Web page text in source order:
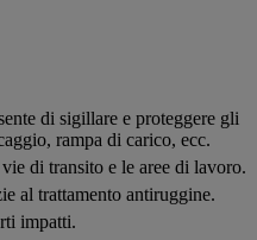
di sigillare e proteggere gli
rampa di carico, ecc.
di transito e le aree di lavoro.
al trattamento antiruggine.
impatti.